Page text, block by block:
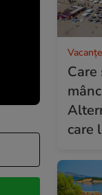
Care
care